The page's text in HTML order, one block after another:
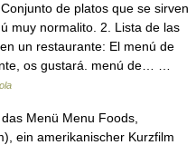
de platos que se sirven
muy normalito. 2. Lista de las
un restaurante: El menú de
os gustará. menú de… …
Menü Menu Foods,
ein amerikanischer Kurzfilm